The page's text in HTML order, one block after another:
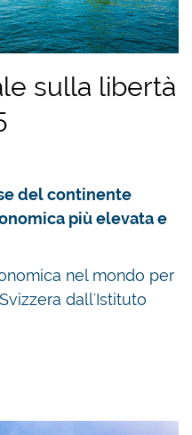
sulla libertà
del continente
più elevata e
nel mondo per
dall'Istituto